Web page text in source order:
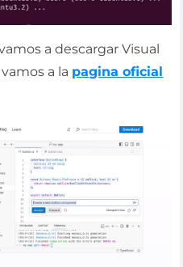
a descargar Visual
a la pagina oficial